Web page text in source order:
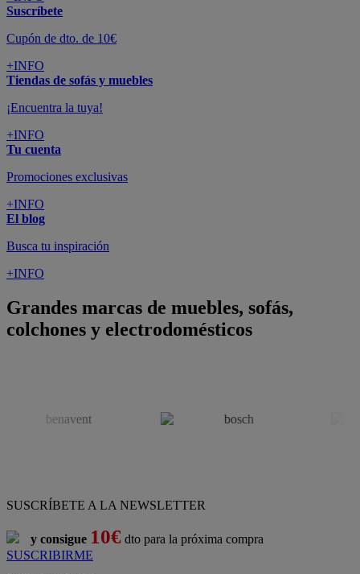
Suscríbete
Cupón de dto. de 10€
+INFO
Tiendas de sofás y muebles
¡Encuentra la tuya!
+INFO
Tu cuenta
Promociones exclusivas
+INFO
El blog
Busca tu inspiración
+INFO
Grandes marcas de muebles, sofás,
colchones y electrodomésticos
SUSCRÍBETE A LA NEWSLETTER
y consigue 10€ dto para la próxima compra
SUSCRIBIRME